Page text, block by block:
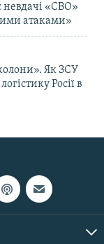
«СВО»
атаками»
Як ЗСУ
Росії в